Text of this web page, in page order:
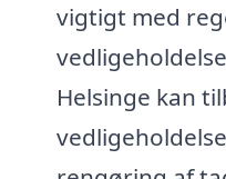
vigtigt med
Helsinge kan